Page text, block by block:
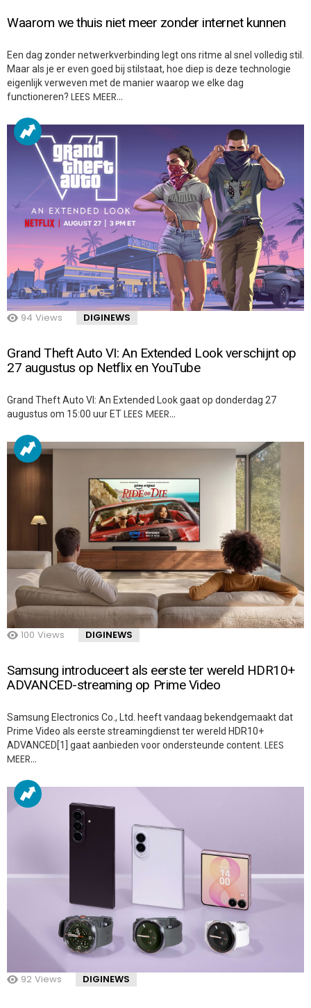
Waarom we thuis niet meer zonder internet kunnen
Een dag zonder netwerkverbinding legt ons ritme al snel volledig stil.
Maar als je er even goed bij stilstaat, hoe diep is deze technologie
eigenlijk verweven met de manier waarop we elke dag
functioneren? LEES MEER…
94 Views DIGINEWS
Grand Theft Auto VI: An Extended Look verschijnt op
27 augustus op Netflix en YouTube
Grand Theft Auto VI: An Extended Look gaat op donderdag 27
augustus om 15:00 uur ETLEES MEER…
100 Views DIGINEWS
Samsung introduceert als eerste ter wereld HDR10+
ADVANCED-streaming op Prime Video
Samsung Electronics Co., Ltd. heeft vandaag bekendgemaakt dat
Prime Video als eerste streamingdienst ter wereld HDR10+
ADVANCED[1] gaat aanbieden voor ondersteunde content. LEES
MEER…
92 Views DIGINEWS